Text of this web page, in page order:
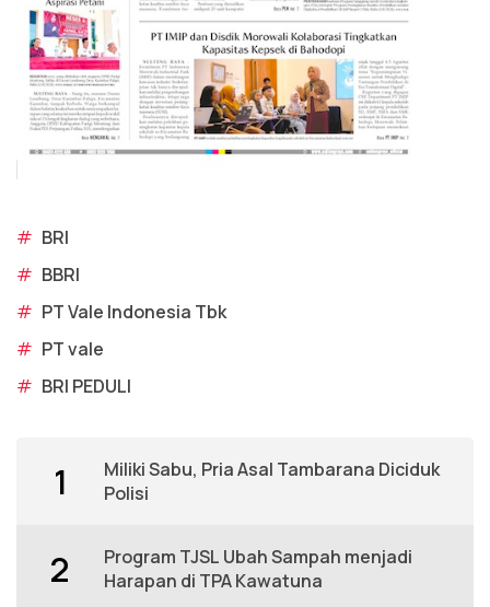
# BRI
# BBRI
# PT Vale Indonesia Tbk
# PT vale
# BRI PEDULI
1
Miliki Sabu, Pria Asal Tambarana Diciduk
Polisi
2
Program TJSL Ubah Sampah menjadi
Harapan di TPA Kawatuna